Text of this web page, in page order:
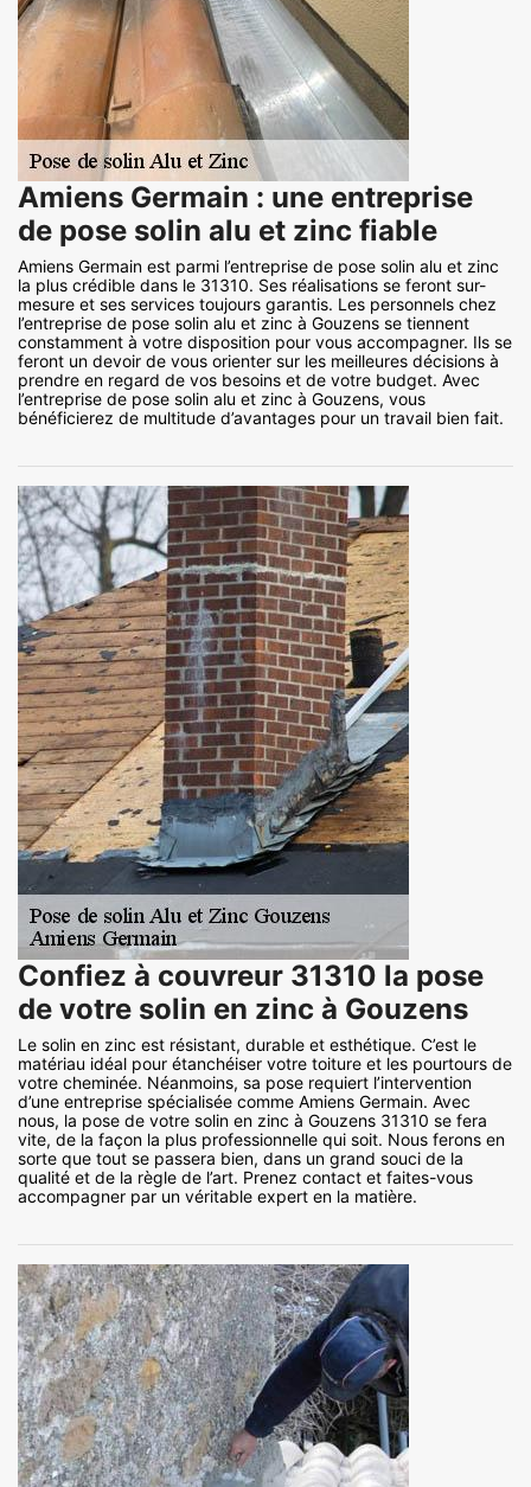
Amiens Germain : une entreprise
de pose solin alu et zinc fiable
Amiens Germain est parmi l’entreprise de pose solin alu et zinc
la plus crédible dans le 31310. Ses réalisations se feront sur-
mesure et ses services toujours garantis. Les personnels chez
l’entreprise de pose solin alu et zinc à Gouzens se tiennent
constamment à votre disposition pour vous accompagner. Ils se
feront un devoir de vous orienter sur les meilleures décisions à
prendre en regard de vos besoins et de votre budget. Avec
l’entreprise de pose solin alu et zinc à Gouzens, vous
bénéficierez de multitude d’avantages pour un travail bien fait.
Confiez à couvreur 31310 la pose
de votre solin en zinc à Gouzens
Le solin en zinc est résistant, durable et esthétique. C’est le
matériau idéal pour étanchéiser votre toiture et les pourtours de
votre cheminée. Néanmoins, sa pose requiert l’intervention
d’une entreprise spécialisée comme Amiens Germain. Avec
nous, la pose de votre solin en zinc à Gouzens 31310 se fera
vite, de la façon la plus professionnelle qui soit. Nous ferons en
sorte que tout se passera bien, dans un grand souci de la
qualité et de la règle de l’art. Prenez contact et faites-vous
accompagner par un véritable expert en la matière.